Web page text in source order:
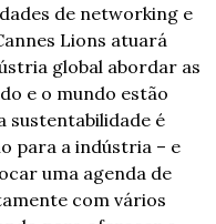
de networking e
Lions atuará
global abordar as
e o mundo estão
sustentabilidade é
para a indústria – e
uma agenda de
com vários